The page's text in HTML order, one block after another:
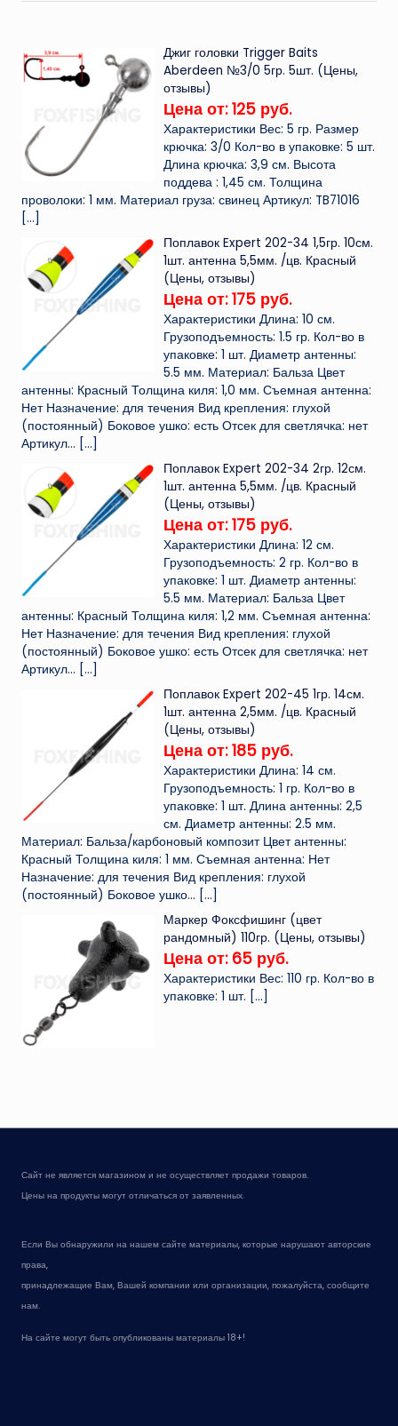
Джиг головки Trigger Baits
Aberdeen №3/0 5гр. 5шт. (Цены,
отзывы)
Цена от: 125 руб.
Характеристики Вес: 5 гр. Размер
крючка: 3/0 Кол-во в упаковке: 5 шт.
Длина крючка: 3,9 см. Высота
поддева : 1,45 см. Толщина
проволоки: 1 мм. Материал груза: свинец Артикул: TB71016
[…]
Поплавок Expert 202-34 1,5гр. 10см.
1шт. антенна 5,5мм. /цв. Красный
(Цены, отзывы)
Цена от: 175 руб.
Характеристики Длина: 10 см.
Грузоподъемность: 1.5 гр. Кол-во в
упаковке: 1 шт. Диаметр антенны:
5.5 мм. Материал: Бальза Цвет
антенны: Красный Толщина киля: 1,0 мм. Съемная антенна:
Нет Назначение: для течения Вид крепления: глухой
(постоянный) Боковое ушко: есть Отсек для светлячка: нет
Артикул... […]
Поплавок Expert 202-34 2гр. 12см.
1шт. антенна 5,5мм. /цв. Красный
(Цены, отзывы)
Цена от: 175 руб.
Характеристики Длина: 12 см.
Грузоподъемность: 2 гр. Кол-во в
упаковке: 1 шт. Диаметр антенны:
5.5 мм. Материал: Бальза Цвет
антенны: Красный Толщина киля: 1,2 мм. Съемная антенна:
Нет Назначение: для течения Вид крепления: глухой
(постоянный) Боковое ушко: есть Отсек для светлячка: нет
Артикул... […]
Поплавок Expert 202-45 1гр. 14см.
1шт. антенна 2,5мм. /цв. Красный
(Цены, отзывы)
Цена от: 185 руб.
Характеристики Длина: 14 см.
Грузоподъемность: 1 гр. Кол-во в
упаковке: 1 шт. Длина антенны: 2,5
см. Диаметр антенны: 2.5 мм.
Материал: Бальза/карбоновый композит Цвет антенны:
Красный Толщина киля: 1 мм. Съемная антенна: Нет
Назначение: для течения Вид крепления: глухой
(постоянный) Боковое ушко... […]
Маркер Фоксфишинг (цвет
рандомный) 110гр. (Цены, отзывы)
Цена от: 65 руб.
Характеристики Вес: 110 гр. Кол-во в
упаковке: 1 шт. […]
Сайт не является магазином и не осуществляет продажи товаров.
Цены на продукты могут отличаться от заявленных.
Если Вы обнаружили на нашем сайте материалы, которые нарушают авторские
права,
принадлежащие Вам, Вашей компании или организации, пожалуйста, сообщите
нам.
На сайте могут быть опубликованы материалы 18+!